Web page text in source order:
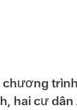
chương
hai cư